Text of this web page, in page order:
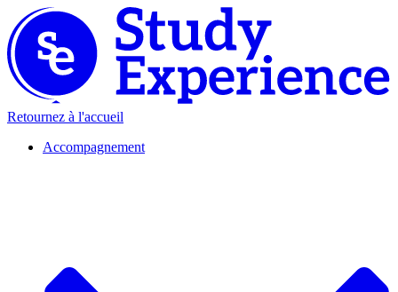
Retournez à l'accueil
Accompagnement